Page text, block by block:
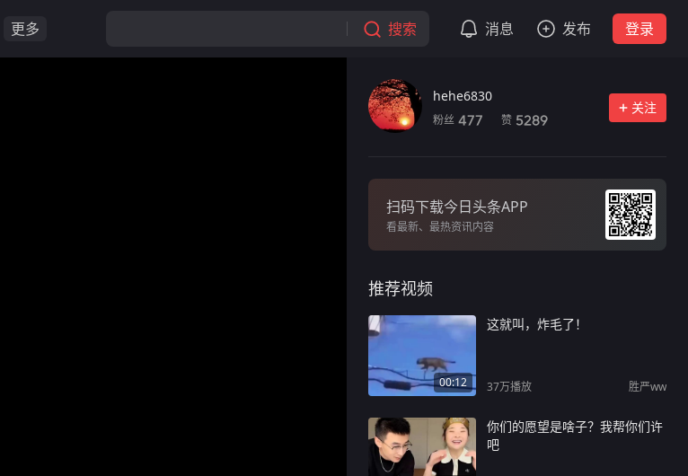
更多 搜索 消息 发布 登录
hehe6830
粉丝 477 赞 5289
关注
扫码下载今日头条APP
看最新、最热资讯内容
推荐视频
00:12
这就叫，炸毛了！
37万播放 胜严ww
你们的愿望是啥子？我帮你们许
吧